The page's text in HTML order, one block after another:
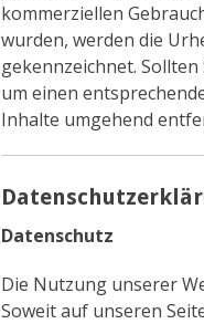
kommerziellen
wurden, werden die
gekennzeichnet.
um einen
Inhalte umgehend
Datenschutz
Die Nutzung unserer
Soweit auf unseren